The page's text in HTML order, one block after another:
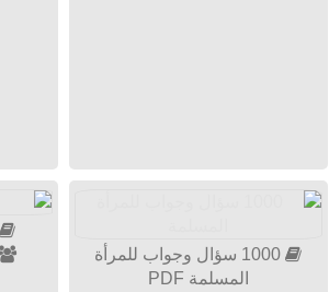
1000 سؤال وجواب للمرأة
المسلمة PDF